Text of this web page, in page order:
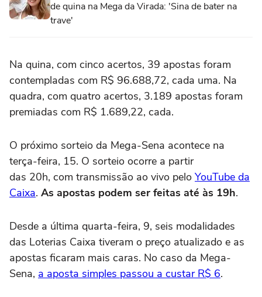
de quina na Mega da Virada: 'Sina de bater na
trave'
Na quina, com cinco acertos, 39 apostas foram
contempladas com R$ 96.688,72, cada uma. Na
quadra, com quatro acertos, 3.189 apostas foram
premiadas com R$ 1.689,22, cada.
O próximo sorteio da Mega-Sena acontece na
terça-feira, 15. O sorteio ocorre a partir
das 20h, com transmissão ao vivo pelo YouTube da
Caixa. As apostas podem ser feitas até às 19h.
Desde a última quarta-feira, 9, seis modalidades
das Loterias Caixa tiveram o preço atualizado e as
apostas ficaram mais caras. No caso da Mega-
Sena, a aposta simples passou a custar R$ 6.